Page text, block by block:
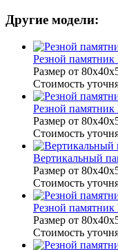
Другие модели:
Резной
Размер от
Стоимость
Резной
Размер от
Стоимость
Вертикальный
Размер от
Стоимость
Резной
Размер от
Стоимость